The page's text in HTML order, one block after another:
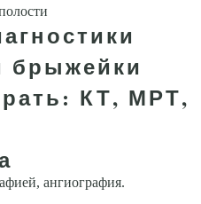
брыжейки
КТ, МРТ,
ангиография.